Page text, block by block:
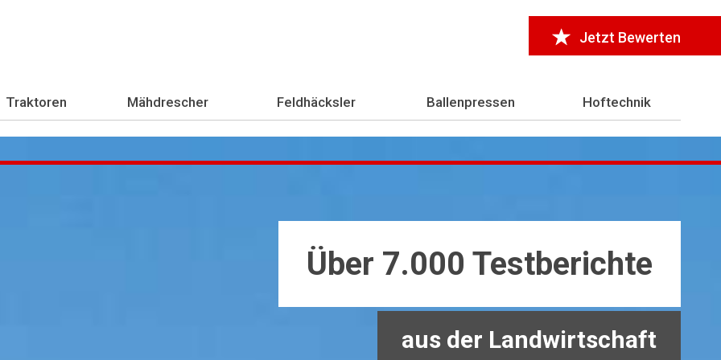
Jetzt Bewerten
Traktoren Mähdrescher Feldhäcksler Ballenpressen Hoftechnik
Über 7.000 Testberichte
aus der Landwirtschaft